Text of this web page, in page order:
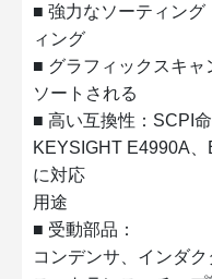
■ 強力なソーティン
ィング
■ グラフィックスキャ
ソートされる
■ 高い互換性：SCPI
KEYSIGHT E4990A
に対応
用途
■ 受動部品：
コンデンサ、インダ